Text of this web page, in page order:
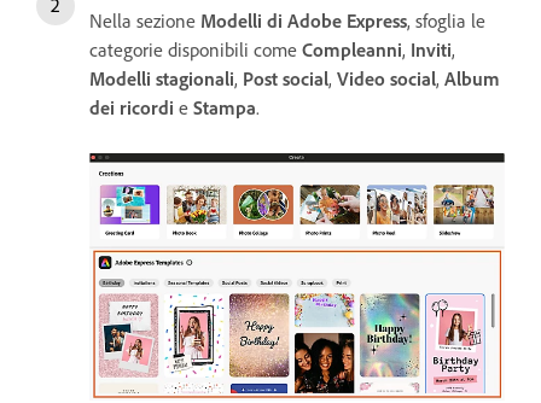
Nella sezione Modelli di Adobe Express, sfoglia le
categorie disponibili come Compleanni, Inviti,
Modelli stagionali, Post social, Video social, Album
dei ricordi e Stampa.